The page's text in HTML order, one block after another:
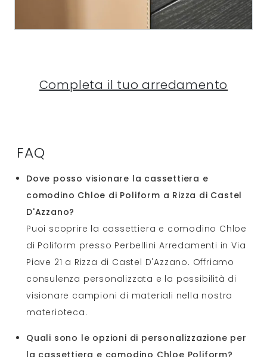
Completa il tuo arredamento
FAQ
Dove posso visionare la cassettiera e
comodino Chloe di Poliform a Rizza di Castel
D'Azzano?
Puoi scoprire la cassettiera e comodino Chloe
di Poliform presso Perbellini Arredamenti in Via
Piave 21 a Rizza di Castel D'Azzano. Offriamo
consulenza personalizzata e la possibilità di
visionare campioni di materiali nella nostra
materioteca.
Quali sono le opzioni di personalizzazione per
la cassettiera e comodino Chloe Poliform?